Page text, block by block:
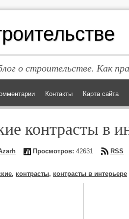
о строительстве. Как
Контакты Карта сайта
контрасты в
Просмотров: 42631
RSS
, контрасты, контрасты в интерьере